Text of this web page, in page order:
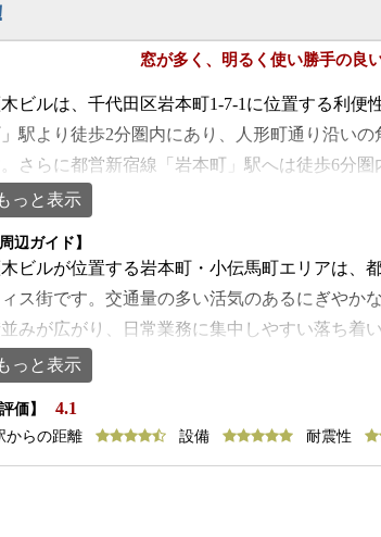
窓が多く、明るく使い勝手の良
ビルは、千代田区岩本町1-7-1に位置する利
駅より徒歩2分圏内にあり、人形町通り沿い
さらに都営新宿線「岩本町」駅へは徒歩6分
徒歩7分圏内、都営浅草線「東日本橋駅」も徒
準を満たしており安心して利用できます。エ
客時の動線もスムーズです。エントランスは石
るでしょう。セキュリティは機械警備を導入し
、総数30台収容可能なタワーパーキングを完
は約98.47坪で、天井高2,550mmの開放感ある
が高く、レイアウトの自由度も高いため、効率
光により室内は明るく快適で、業務効率の向上
バーが導入されており、現代的なオフィス環
ため、室内の動線も非常にスムーズです。利
っと表示
周辺ガイド】
ビルが位置する岩本町・小伝馬町エリアは、
ス街です。交通量の多い活気のあるにぎやか
みが広がり、日常業務に集中しやすい落ち着
スビルが立ち並び、都市らしい活気と秩序が感
、オフィスワークの効率性が高まる環境です。
物や急な用事にも対応可能です。岩本町・小
っと表示
評価】 4.1
からの距離 設備 耐震性